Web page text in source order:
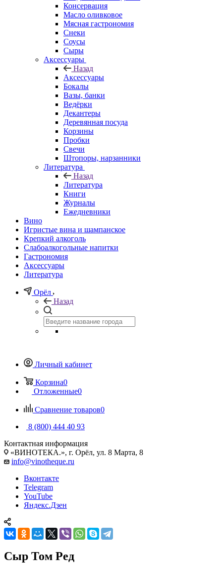
Консервация
Масло оливковое
Мясная гастрономия
Снеки
Соусы
Сыры
Аксессуары
Назад
Аксессуары
Бокалы
Вазы, банки
Ведёрки
Декантеры
Деревянная посуда
Корзины
Пробки
Свечи
Штопоры, нарзанники
Литература
Назад
Литература
Книги
Журналы
Ежедневники
Вино
Игристые вина и шампанское
Крепкий алкоголь
Слабоалкогольные напитки
Гастрономия
Аксессуары
Литература
Орёл
Назад
Личный кабинет
Корзина0
Отложенные0
Сравнение товаров0
8 (800) 444 40 93
Контактная информация
«ВИНОТЕКА.», г. Орёл, ул. 8 Марта, 8
info@vinotheque.ru
Вконтакте
Telegram
YouTube
Яндекс.Дзен
Сыр Том Ред